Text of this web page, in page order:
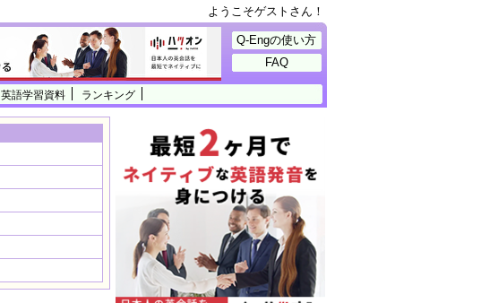
ようこそゲストさん！
英語学習資料 ランキング
Q-Engの使い方
FAQ